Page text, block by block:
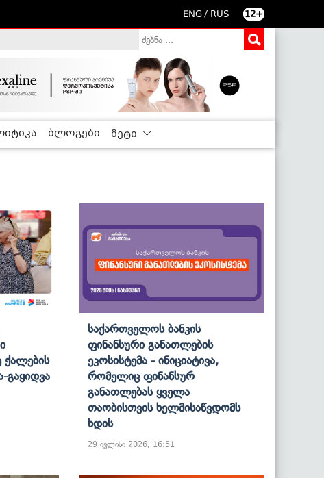
ENG / RUS 12+
ბლოგები მეტი
Ქალების
Გაყიდვა
Საქართველოს Ბანკის
Ფინანსური Განათლების
Ეკოსისტემა - Ინიციატივა,
Რომელიც Ფინანსურ
Განათლებას Ყველა
Თაობისთვის Ხელმისაწვდომს
Ხდის
29 ივლისი 2026, 16:51